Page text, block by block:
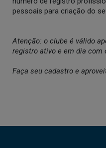
pessoais para criação do
Atenção: o clube é válido
registro ativo e em dia com
Faça seu cadastro e